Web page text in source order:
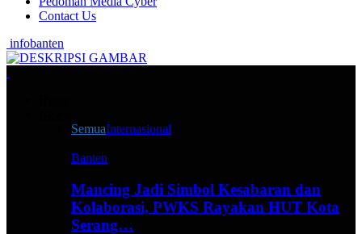
Contact Us
infobanten
SemuaInternasional
Banten
Mancing Jadi Simbol Kesabaran dan
Kolaborasi, PWKS Rayakan HUT Kota
Serang…